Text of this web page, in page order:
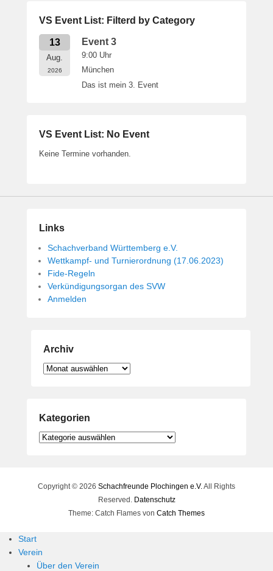
VS Event List: Filterd by Category
13
Aug.
2026
Event 3
9:00 Uhr
München
Das ist mein 3. Event
VS Event List: No Event
Keine Termine vorhanden.
Links
Schachverband Württemberg e.V.
Wettkampf- und Turnierordnung (17.06.2023)
Fide-Regeln
Verkündigungsorgan des SVW
Anmelden
Archiv
Archiv
Kategorien
Kategorien
Copyright © 2026 Schachfreunde Plochingen e.V.All Rights
Reserved. Datenschutz
Theme: Catch Flames von Catch Themes
Start
Verein
Über den Verein